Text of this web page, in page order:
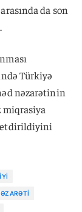
da son
Türkiyə
nəzarətinin
etdirildiyini